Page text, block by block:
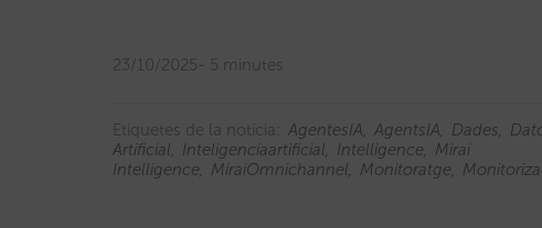
23/10/2025 5 minutes
Etiquetes de la notícia: AgentesIA AgentsIA Dades
Artificial
Inteligenciaartificial Intelligence
Mirai
Intelligence
MiraiOmnichannel Monitoratge